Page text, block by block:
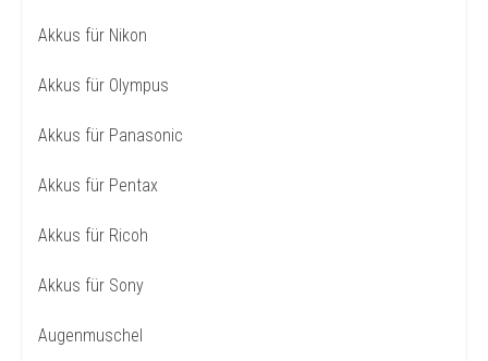
Akkus für Nikon
Akkus für Olympus
Akkus für Panasonic
Akkus für Pentax
Akkus für Ricoh
Akkus für Sony
Augenmuschel